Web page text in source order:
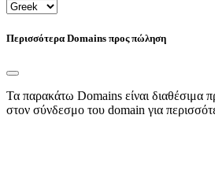
Περισσότερα Domains προς πώληση
Τα παρακάτω Domains είναι διαθέσιμα
στον σύνδεσμο του domain για